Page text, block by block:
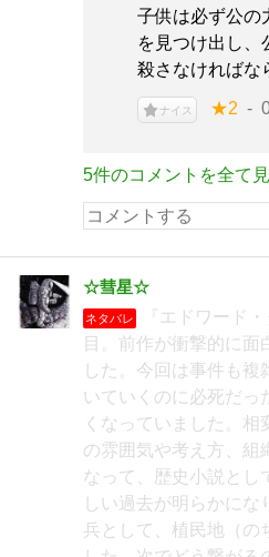
子供は必ず公の
を見つけ出し、
殺さなければな
ナイス ★2
5件のコメントを全て
☆彗星☆
ネタバレ
『エドワード
目。前作が衝撃的に面
した。今回は事件も複
いていくのに必死だっ
くなっていました。
の雰囲気や考え方、組
なって、歴史小説とし
しい過去が明らかにな
兵として、植民地（の